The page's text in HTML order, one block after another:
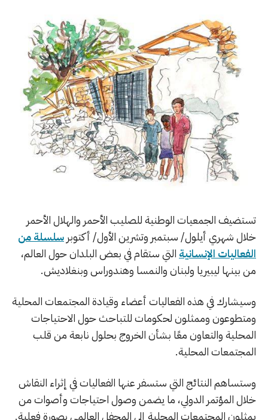
تستضيف الجمعيات الوطنية للصليب الأحمر والهلال الأحمر
خلال شهري أيلول/ سبتمبر وتشرين الأول/ أكتوبر سلسلة من
الفعاليات الإنسانية التي ستقام في بعض البلدان حول العالم،
من بينها ليبيريا ولبنان والنمسا وهندوراس وبنغلاديش.
وسيشارك في هذه الفعاليات أعضاء وقيادة المجتمعات المحلية
ومتطوعون وممثلون لحكومات للتباحث حول الاحتياجات
المحلية والتعاون معًا بشأن الخروج بحلول نابعة من قلب
المجتمعات المحلية.
وستساهم النتائج التي ستسفر عنها الفعاليات في إثراء النقاش
خلال المؤتمر الدولي، ما يضمن وصول احتياجات وأصوات من
يمثلون المجتمعات المحلية إلى المحفل العالمي بصورة فعلية.